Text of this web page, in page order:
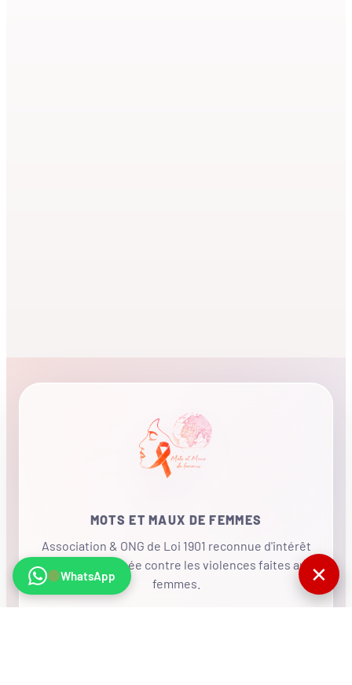
MOTS ET MAUX DE FEMMES
Association & ONG de Loi 1901 reconnue d'intérêt
général, mobilisée contre les violences faites aux
femmes.
WhatsApp ✕